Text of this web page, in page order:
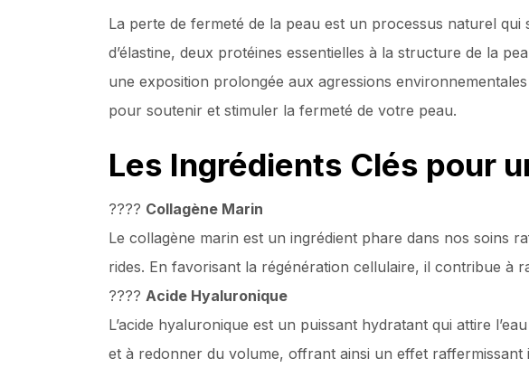
La perte de fermeté de la peau est un processus naturel
d’élastine, deux protéines essentielles à la structure de la
une exposition prolongée aux agressions
pour soutenir et stimuler la fermeté de votre peau.
Les Ingrédients Clés pour
???? Collagène Marin
Le collagène marin est un ingrédient phare dans nos soins
rides. En favorisant la régénération cellulaire, il contribue à
???? Acide Hyaluronique
L’acide hyaluronique est un puissant hydratant qui attire
et à redonner du volume, offrant ainsi un effet raffermissant